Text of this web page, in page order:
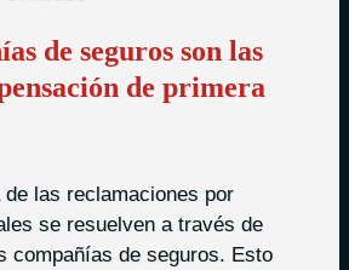
de seguros son las
de primera
las reclamaciones por
se resuelven a través de
compañías de seguros. Esto